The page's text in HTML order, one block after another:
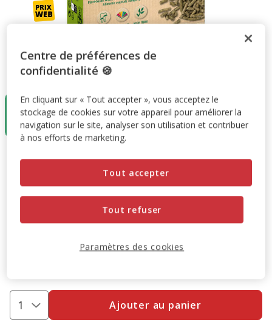
Taille:800g
800g
5.29€
(6.61€ / kg)
Promotion disponible
-10% sur votre première commande* avec votre Carte
Voir conditions
Prix 5.29€, 6.61 EUR par kg
5.29€ (6.61€ / kg)
Ajouter au panier
Centre de préférences de
confidentialité 🍪
En cliquant sur « Tout accepter », vous acceptez le
stockage de cookies sur votre appareil pour améliorer la
navigation sur le site, analyser son utilisation et contribuer
à nos efforts de marketing.
Tout refuser
Tout accepter
Paramètres des cookies